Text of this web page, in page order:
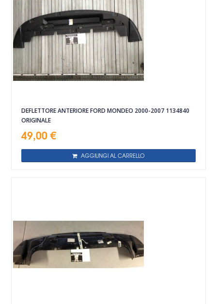
DEFLETTORE ANTERIORE FORD MONDEO 2000-2007 1134840
ORIGINALE
49,00 €
AGGIUNGI AL CARRELLO